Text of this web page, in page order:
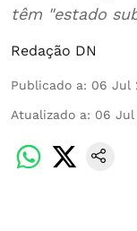
têm "estado
Redação DN
Publicado a: 06 Jul
Atualizado a: 06 Jul